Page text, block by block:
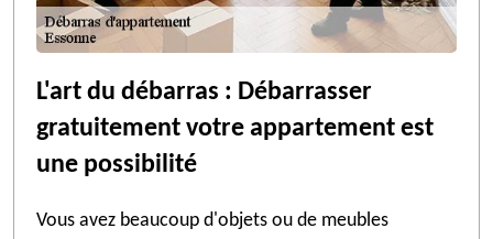
L'art du débarras : Débarrasser
gratuitement votre appartement est
une possibilité
Vous avez beaucoup d'objets ou de meubles